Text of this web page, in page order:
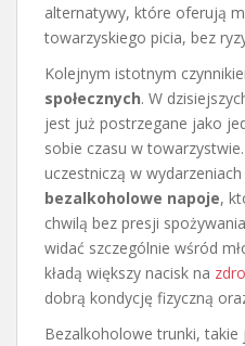
alternatywy, które oferują
towarzyskiego picia, bez
Kolejnym istotnym
społecznych. W
jest już postrzegane jako
sobie czasu w
uczestniczą w
bezalkoholowe napoje,
chwilą bez presji
widać szczególnie wśród
kładą większy nacisk na
dobrą kondycję fizyczną
Bezalkoholowe trunki,